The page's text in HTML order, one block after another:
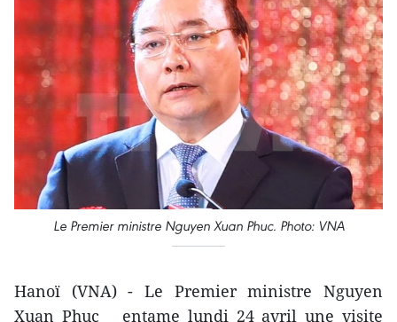
Le Premier ministre Nguyen Xuan Phuc. Photo: VNA
Hanoï (VNA) - Le Premier ministre Nguyen
Xuan Phuc entame lundi 24 avril une visite